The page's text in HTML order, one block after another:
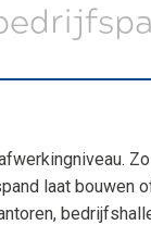
Zo
laat bouwen